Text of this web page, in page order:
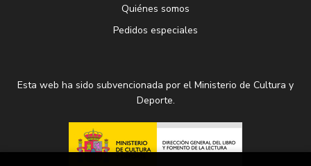
Quiénes somos
Pedidos especiales
Esta web ha sido subvencionada por el Ministerio de Cultura y
Deporte.